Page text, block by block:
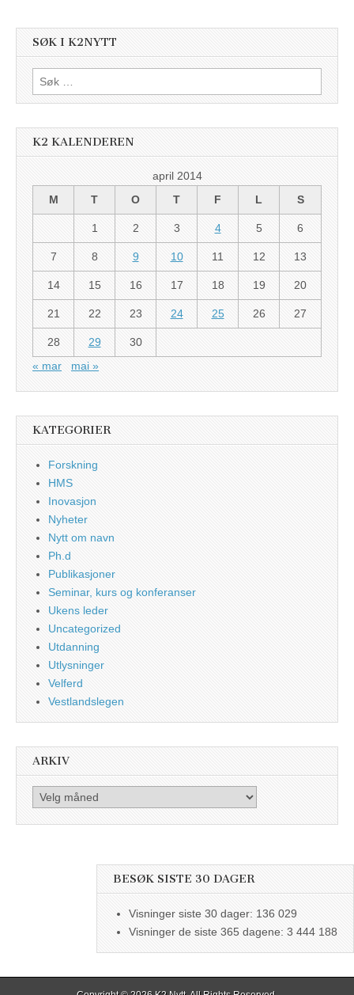
SØK I K2NYTT
Søk
etter:
K2 KALENDEREN
april 2014
M
T O T F L S
1 2 3 4 5 6
7 8 9 10 11 12 13
14 15 16 17 18 19 20
21 22 23 24 25 26 27
28 29
30
« mar
mai »
KATEGORIER
Forskning
HMS
Inovasjon
Nyheter
Nytt om navn
Ph.d
Publikasjoner
Seminar, kurs og konferanser
Ukens leder
Uncategorized
Utdanning
Utlysninger
Velferd
Vestlandslegen
ARKIV
Arkiv
BESØK SISTE 30 DAGER
Visninger siste 30 dager: 136 029
Visninger de siste 365 dagene: 3 444 188